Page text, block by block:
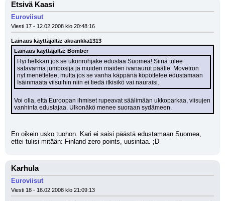
Etsivä Kaasi
Euroviisut
Viesti 17 - 12.02.2008 klo 20:48:16
Lainaus käyttäjältä: akuankka1313
Lainaus käyttäjältä: Bomber
Hyi helkkari jos se ukonrohjake edustaa Suomea! Siinä tulee
satavarma jumbosija ja muiden maiden ivanaurut päälle. Movetron
nyt menettelee, mutta jos se vanha käppänä köpöttelee edustamaan
Isäinmaata viisuihin niin ei tiedä itkisikö vai nauraisi.
Voi olla, että Euroopan ihmiset rupeavat säälimään ukkoparkaa, viisujen
vanhinta edustajaa. Ulkonäkö menee suoraan sydämeen.
En oikein usko tuohon. Kari ei saisi päästä edustamaan Suomea,
ettei tulisi mitään: Finland zero points, uusintaa. ;D
Karhula
Euroviisut
Viesti 18 - 16.02.2008 klo 21:09:13